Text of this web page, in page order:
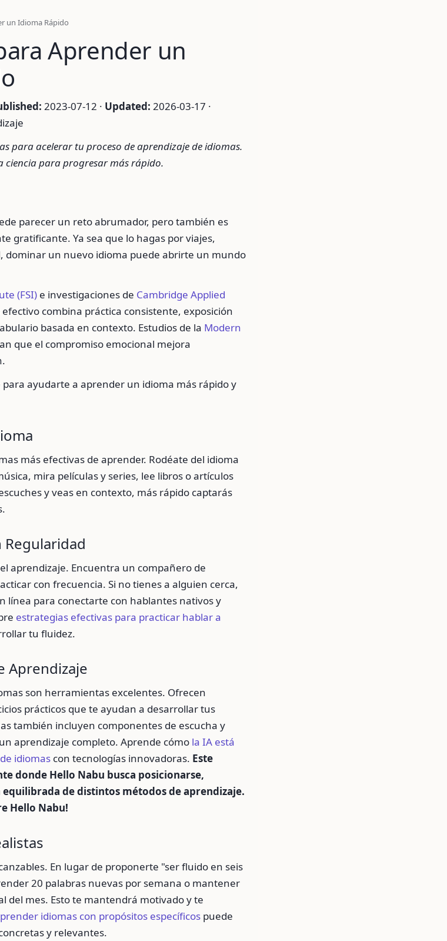
un Idioma Rápido
Aprender un
2023-07-12 · Updated: 2026-03-17 ·
para acelerar tu proceso de aprendizaje de idiomas.
ciencia para progresar más rápido.
parecer un reto abrumador, pero también es
gratificante. Ya sea que lo hagas por viajes,
dominar un nuevo idioma puede abrirte un mundo
(FSI) e investigaciones de Cambridge Applied
combina práctica consistente, exposición
basada en contexto. Estudios de la Modern
que el compromiso emocional mejora
para ayudarte a aprender un idioma más rápido y
más efectivas de aprender. Rodéate del idioma
mira películas y series, lee libros o artículos
y veas en contexto, más rápido captarás
Regularidad
aprendizaje. Encuentra un compañero de
con frecuencia. Si no tienes a alguien cerca,
línea para conectarte con hablantes nativos y
estrategias efectivas para practicar hablar a
tu fluidez.
Aprendizaje
son herramientas excelentes. Ofrecen
prácticos que te ayudan a desarrollar tus
también incluyen componentes de escucha y
aprendizaje completo. Aprende cómo la IA está
idiomas con tecnologías innovadoras. Este
donde Hello Nabu busca posicionarse,
de distintos métodos de aprendizaje.
Hello Nabu!
En lugar de proponerte "ser fluido en seis
20 palabras nuevas por semana o mantener
del mes. Esto te mantendrá motivado y te
idiomas con propósitos específicos puede
y relevantes.